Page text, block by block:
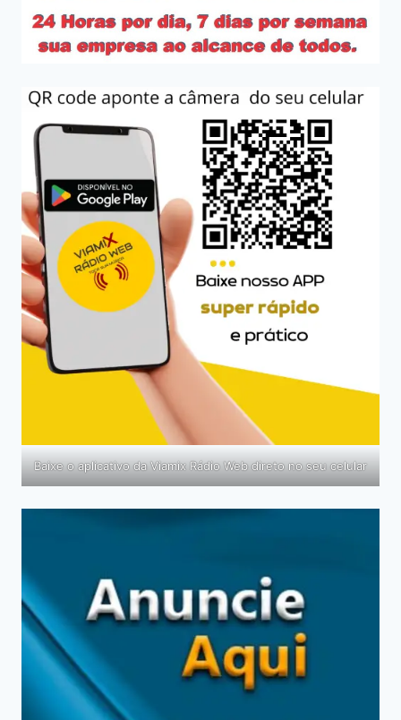
Baixe o aplicativo da Viamix Rádio Web direto no seu celular